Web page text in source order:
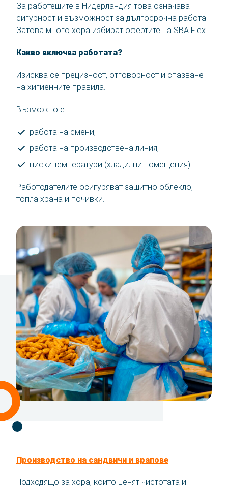
За работещите в Нидерландия това означава
сигурност и възможност за дългосрочна работа.
Затова много хора избират офертите на SBA Flex.
Какво включва работата?
Изисква се прецизност, отговорност и спазване
на хигиенните правила.
Възможно е:
работа на смени,
работа на производствена линия,
ниски температури (хладилни помещения).
Работодателите осигуряват защитно облекло,
топла храна и почивки.
Производство на сандвичи и врапове
Подходящо за хора, които ценят чистотата и